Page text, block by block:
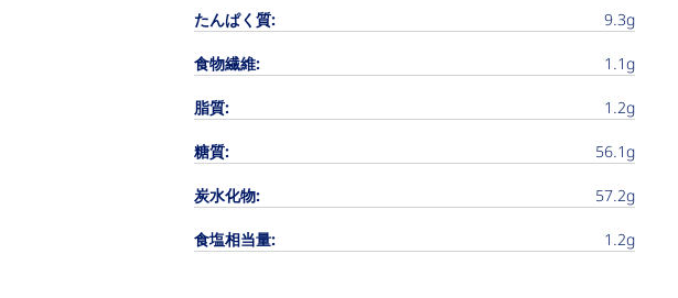
たんぱく質:
9.3g
食物繊維:
1.1g
脂質:
1.2g
糖質:
56.1g
炭水化物:
57.2g
食塩相当量:
1.2g